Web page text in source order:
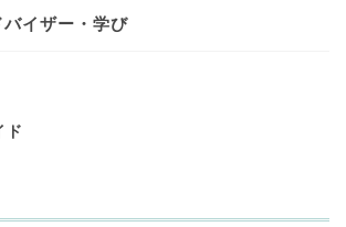
イザー・学び
ド